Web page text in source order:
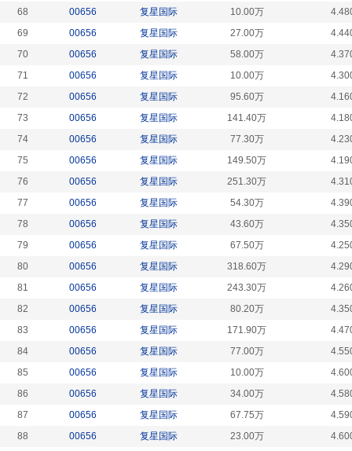
68
00656 复星国际 10.00万
69
00656 复星国际 27.00万
70
00656 复星国际 58.00万
71
00656 复星国际 10.00万
72
00656 复星国际 95.60万
73
00656 复星国际 141.40万
74
00656 复星国际 77.30万
75
00656 复星国际 149.50万
76
00656 复星国际 251.30万
77
00656 复星国际 54.30万
78
00656 复星国际 43.60万
79
00656 复星国际 67.50万
80
00656 复星国际 318.60万
81
00656 复星国际 243.30万
82
00656 复星国际 80.20万
83
00656 复星国际 171.90万
84
00656 复星国际 77.00万
85
00656 复星国际 10.00万
86
00656 复星国际 34.00万
87
00656 复星国际 67.75万
88
00656 复星国际 23.00万